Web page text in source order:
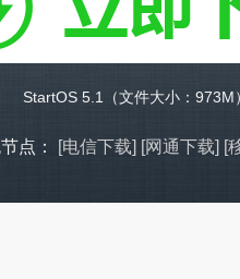
StartOS 5.1 （文件大小：973M）
点： [电信下载] [网通下载] [